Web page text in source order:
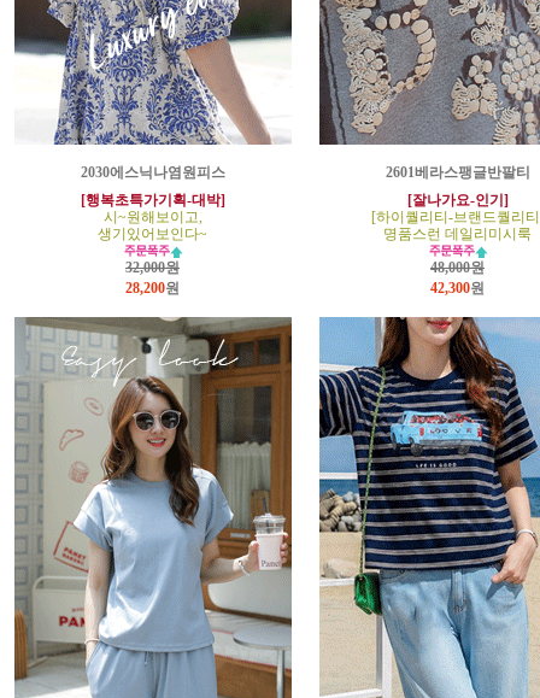
2030에스닉나염원피스
[행복초특가기획-대박]
시~원해보이고,
생기있어보인다~
32,000원
28,200원
2601베라스팽글반팔티
[잘나가요-인기]
[하이퀄리티-브랜드퀄리
명품스런 데일리미시룩
48,000원
42,300원